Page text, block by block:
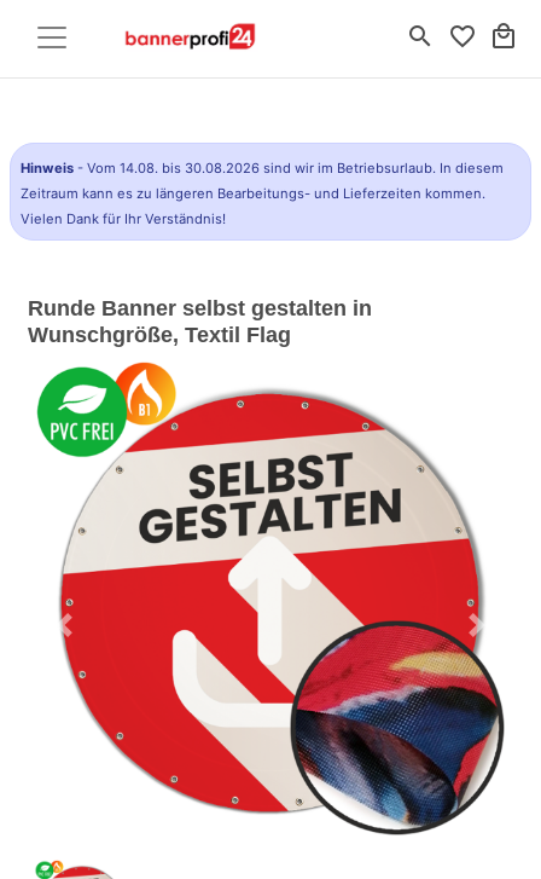
search favorite_border local_mall
Hinweis - Vom 14.08. bis 30.08.2026 sind wir im Betriebsurlaub. In diesem
Zeitraum kann es zu längeren Bearbeitungs- und Lieferzeiten kommen.
Vielen Dank für Ihr Verständnis!
Runde Banner selbst gestalten in
Wunschgröße, Textil Flag
Previous Next